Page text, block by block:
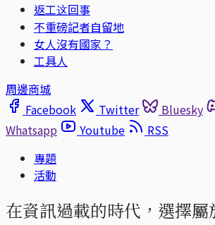
返工这回事
不重磅記者自留地
女人沒有國家？
工具人
周邊商城
Facebook
Twitter Bluesky
Whatsapp
Youtube
RSS
專題
活動
在資訊過載的時代，選擇